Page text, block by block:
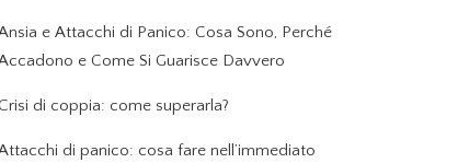
e Attacchi di Panico: Cosa Sono, Perché
e Come Si Guarisce Davvero
Crisi di coppia: come superarla?
di panico: cosa fare nell’immediato